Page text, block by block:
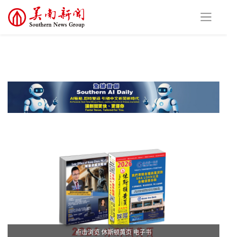
点击浏览 休斯顿黄页 电子书